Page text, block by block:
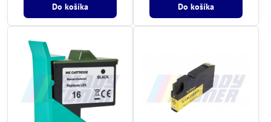
Do košíka Do košíka